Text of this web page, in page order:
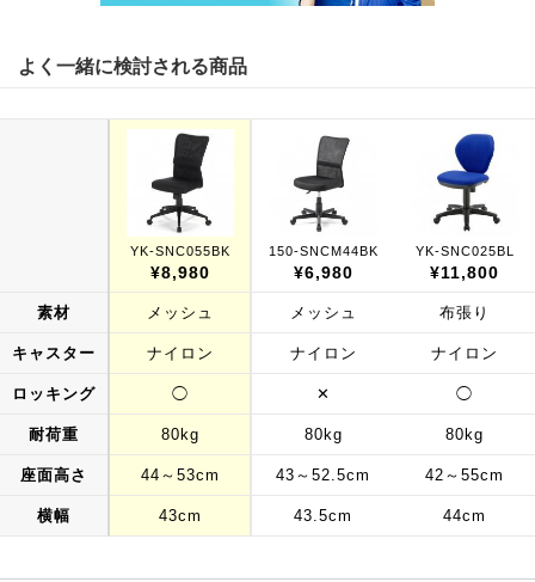
よく一緒に検討される商品
素材
キャスター
ロッキング
耐荷重
座面高さ
横幅
YK-SNC055BK
¥8,980
メッシュ
ナイロン
◯
80kg
44～53cm
43cm
150-SNCM44BK
¥6,980
メッシュ
ナイロン
✕
80kg
43～52.5cm
43.5cm
YK-SNC025BL
¥11,800
布張り
ナイロン
◯
80kg
42～55cm
44cm